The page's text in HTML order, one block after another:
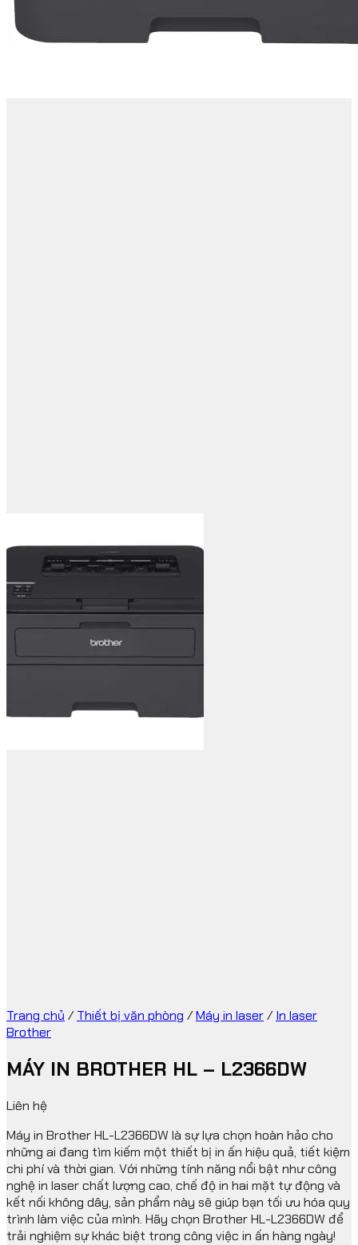
Trang chủ / Thiết bị văn phòng /Máy in laser/ In laser
Brother
MÁY IN BROTHER HL – L2366DW
Liên hệ
Máy in Brother HL-L2366DW là sự lựa chọn hoàn hảo cho
những ai đang tìm kiếm một thiết bị in ấn hiệu quả, tiết kiệm
chi phí và thời gian. Với những tính năng nổi bật như công
nghệ in laser chất lượng cao, chế độ in hai mặt tự động và
kết nối không dây, sản phẩm này sẽ giúp bạn tối ưu hóa quy
trình làm việc của mình. Hãy chọn Brother HL-L2366DW để
trải nghiệm sự khác biệt trong công việc in ấn hàng ngày!